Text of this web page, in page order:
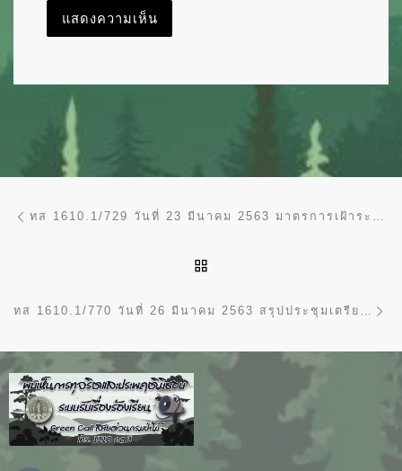
ทส 1610.1/729 วันที่ 23 มีนาคม 2563 มาตรการเฝ้าระวังและป้องกันการระบาดของโรคติดเชื้อไวรัสโคโรน่า 2019 (COVID-19)
ทส 1610.1/770 วันที่ 26 มีนาคม 2563 สรุปประชุมเตรียมความพร้อมรับการตรวจเยี่ยมและมอบนโยบายของรัฐมนตรีว่าการกระทรวงทรัพยากรธรรมชาติและสิ่งแวดล้อม (นายวราวุธ ศิลปอาชา)